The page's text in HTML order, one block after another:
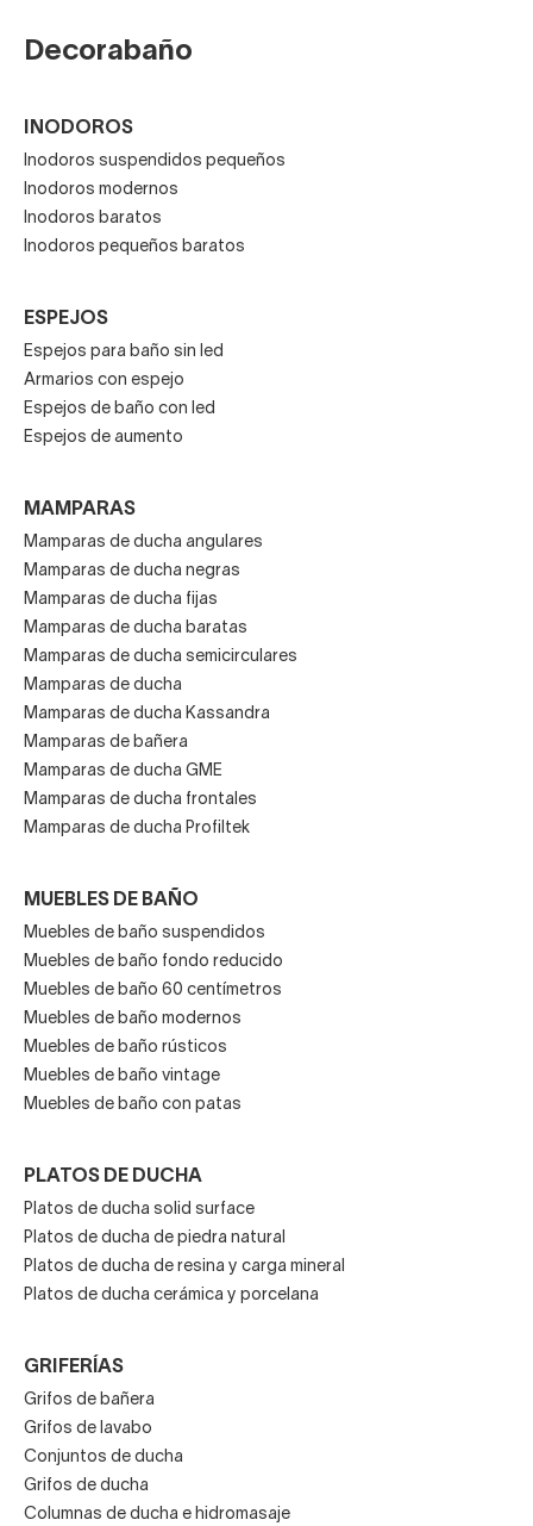
Decorabaño
INODOROS
Inodoros suspendidos pequeños
Inodoros modernos
Inodoros baratos
Inodoros pequeños baratos
ESPEJOS
Espejos para baño sin led
Armarios con espejo
Espejos de baño con led
Espejos de aumento
MAMPARAS
Mamparas de ducha angulares
Mamparas de ducha negras
Mamparas de ducha fijas
Mamparas de ducha baratas
Mamparas de ducha semicirculares
Mamparas de ducha
Mamparas de ducha Kassandra
Mamparas de bañera
Mamparas de ducha GME
Mamparas de ducha frontales
Mamparas de ducha Profiltek
MUEBLES DE BAÑO
Muebles de baño suspendidos
Muebles de baño fondo reducido
Muebles de baño 60 centímetros
Muebles de baño modernos
Muebles de baño rústicos
Muebles de baño vintage
Muebles de baño con patas
PLATOS DE DUCHA
Platos de ducha solid surface
Platos de ducha de piedra natural
Platos de ducha de resina y carga mineral
Platos de ducha cerámica y porcelana
GRIFERÍAS
Grifos de bañera
Grifos de lavabo
Conjuntos de ducha
Grifos de ducha
Columnas de ducha e hidromasaje